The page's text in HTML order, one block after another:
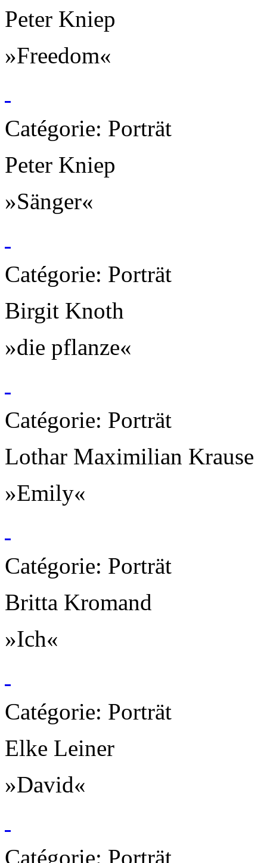
Peter Kniep
»Freedom«
Catégorie: Porträt
Peter Kniep
»Sänger«
Catégorie: Porträt
Birgit Knoth
»die pflanze«
Catégorie: Porträt
Lothar Maximilian Krause
»Emily«
Catégorie: Porträt
Britta Kromand
»Ich«
Catégorie: Porträt
Elke Leiner
»David«
Catégorie: Porträt